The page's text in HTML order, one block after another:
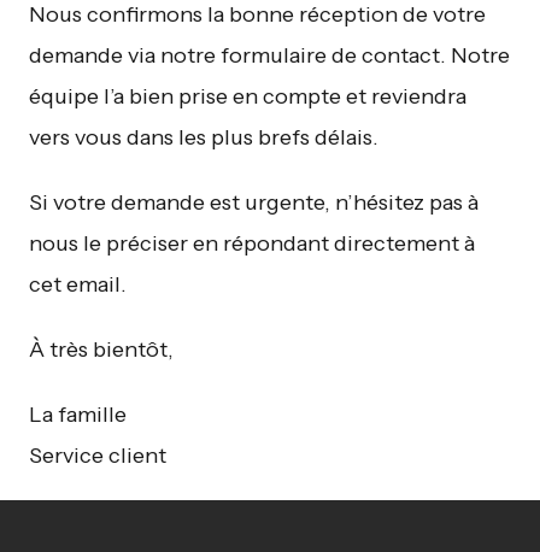
Nous confirmons la bonne réception de votre
demande via notre formulaire de contact. Notre
équipe l’a bien prise en compte et reviendra
vers vous dans les plus brefs délais.
Si votre demande est urgente, n’hésitez pas à
nous le préciser en répondant directement à
cet email.
À très bientôt,
La famille
Service client